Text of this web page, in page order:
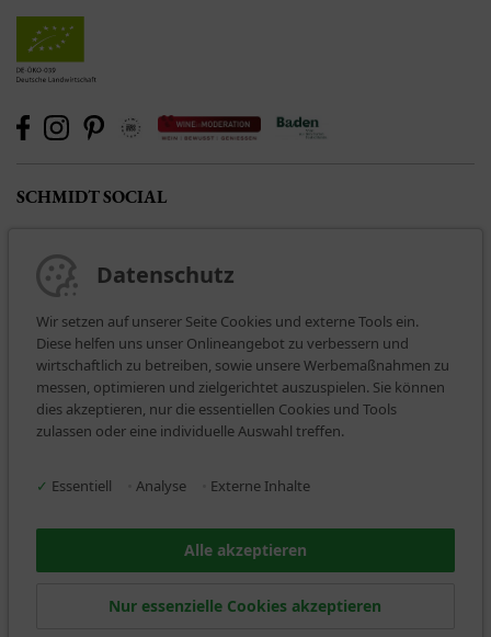
SCHMIDT SOCIAL
BEZAHLARTEN
Datenschutz
Wir setzen auf unserer Seite Cookies und externe Tools ein.
Diese helfen uns unser Onlineangebot zu verbessern und
wirtschaftlich zu betreiben, sowie unsere Werbemaßnahmen zu
messen, optimieren und zielgerichtet auszuspielen. Sie können
dies akzeptieren, nur die essentiellen Cookies und Tools
zulassen oder eine individuelle Auswahl treffen.
✓ Essentiell Analyse Externe Inhalte
Alle akzeptieren
Nur essenzielle Cookies akzeptieren